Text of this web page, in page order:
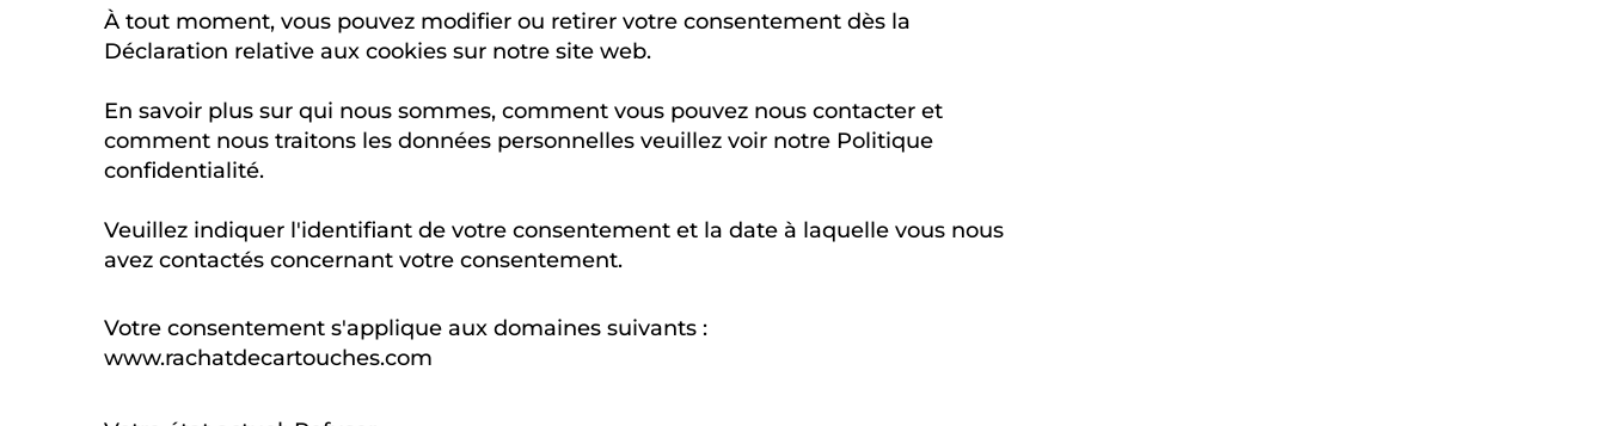
À tout moment, vous pouvez modifier ou retirer votre consentement dès la
Déclaration relative aux cookies sur notre site web.
En savoir plus sur qui nous sommes, comment vous pouvez nous contacter et
comment nous traitons les données personnelles veuillez voir notre Politique
confidentialité.
Veuillez indiquer l'identifiant de votre consentement et la date à laquelle vous nous
avez contactés concernant votre consentement.
Votre consentement s'applique aux domaines suivants :
www.rachatdecartouches.com